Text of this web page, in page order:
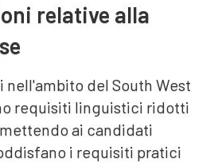
relative alla
nell'ambito del South West
requisiti linguistici ridotti
ai candidati
i requisiti pratici